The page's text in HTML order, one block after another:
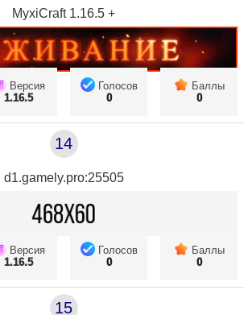
MyxiCraft 1.16.5 +
Версия
1.16.5
Голосов
0
Баллы
0
14
d1.gamely.pro:25505
Версия
1.16.5
Голосов
0
Баллы
0
15